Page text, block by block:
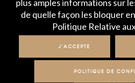
Accueil
Politique de
Crédits et mentions légales
© IME 2017-2020
plus amples informations sur
de quelle façon les bloquer
Politique Relative
J'ACCEPTE
POLITIQUE DE